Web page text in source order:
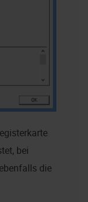
bei
die